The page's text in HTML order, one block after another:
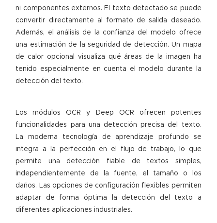
ni componentes externos. El texto detectado se puede
convertir directamente al formato de salida deseado.
Además, el análisis de la confianza del modelo ofrece
una estimación de la seguridad de detección. Un mapa
de calor opcional visualiza qué áreas de la imagen ha
tenido especialmente en cuenta el modelo durante la
detección del texto.
Los módulos OCR y Deep OCR ofrecen potentes
funcionalidades para una detección precisa del texto.
La moderna tecnología de aprendizaje profundo se
integra a la perfección en el flujo de trabajo, lo que
permite una detección fiable de textos simples,
independientemente de la fuente, el tamaño o los
daños. Las opciones de configuración flexibles permiten
adaptar de forma óptima la detección del texto a
diferentes aplicaciones industriales.